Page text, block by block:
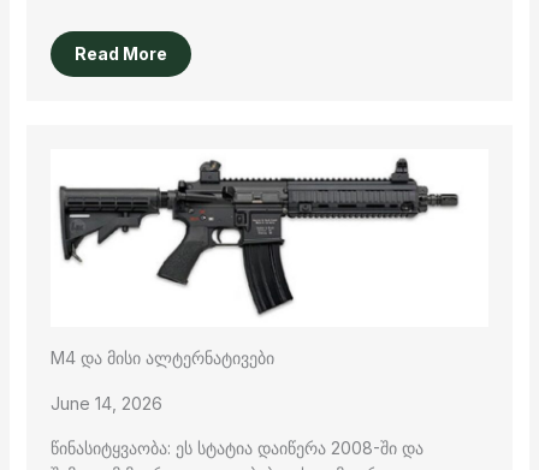
Read More
M4 და მისი ალტერნატივები
June 14, 2026
წინასიტყვაობა: ეს სტატია დაიწერა 2008-ში და